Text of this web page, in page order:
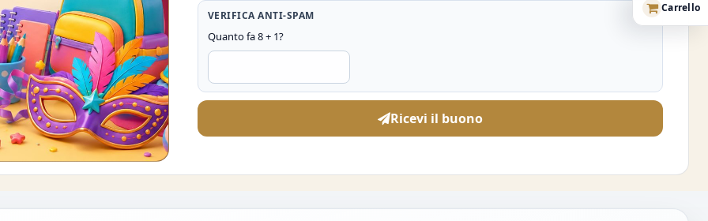
Carrello
VERIFICA ANTI-SPAM
Quanto fa 8 + 1?
Ricevi il buono